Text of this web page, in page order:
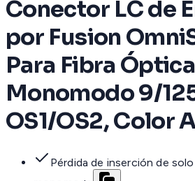
Conector LC de
por Fusion
Para Fibra Óptica
Monomodo 9/
OS1/OS2, Color
Pérdida de inserción de